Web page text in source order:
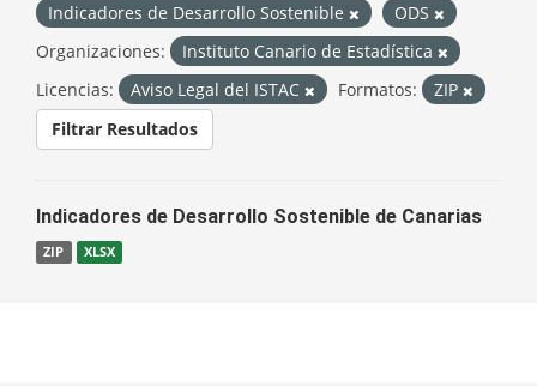
Indicadores de Desarrollo Sostenible
ODS
Organizaciones:
Instituto Canario de Estadística
Licencias:
Aviso Legal del ISTAC Formatos:
ZIP
Filtrar Resultados
Indicadores de Desarrollo Sostenible de Canarias
ZIP XLSX